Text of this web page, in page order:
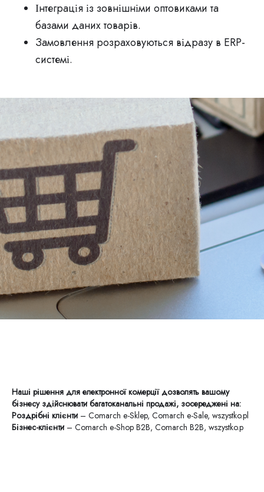
Інтеграція із зовнішніми оптовиками та
базами даних товарів.
Замовлення розраховуються відразу в ERP-
системі.
Наші рішення для електронної комерції дозволять вашому
бізнесу здійснювати багатоканальні продажі, зосереджені на:
Роздрібні клієнти – Comarch e-Sklep, Comarch e-Sale, wszystko.pl
Бізнес-клієнти – Comarch e-Shop B2B, Comarch B2B, wszystko.p